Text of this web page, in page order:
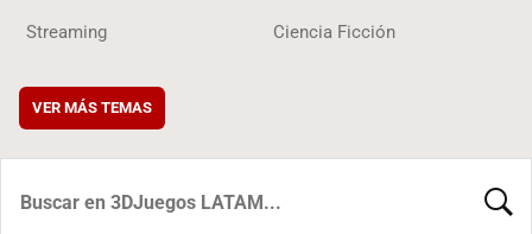
Streaming Ciencia Ficción
VER MÁS TEMAS